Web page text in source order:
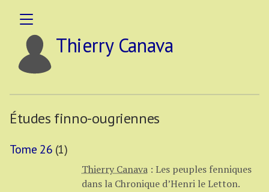
Thierry Canava
Études finno-ougriennes
Tome 26 (1)
Thierry Canava : Les peuples fenniques
dans la Chronique d’Henri le Letton.